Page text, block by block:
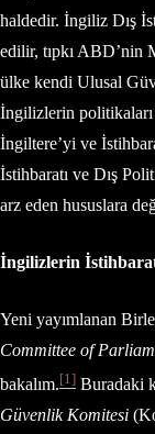
haldedir. İngiliz Dış
edilir, tıpkı ABD’nin
ülke kendi Ulusal
İngilizlerin politikaları
İngiltere’yi ve
İstihbaratı ve Dış
arz eden hususlara
İngilizlerin
Yeni yayımlanan
Committee of
bakalım.[1] Buradaki
Güvenlik Komitesi